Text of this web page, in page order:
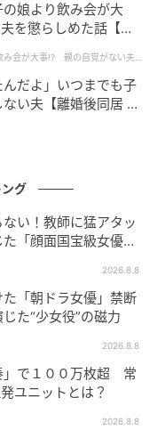
っている。派手さ
る。誰が見ていな
だけが、肩書きを
地で行っている。
信頼を得る。その
まにか惹きつけて
ダム 魂の決戦』
沢亮が演じる秦
が演じる宮女・向
ることは、テレビ
って、活躍の場が
の娘より飲み会が大
懲らしめた話【第1
み会が大事!? 親の自覚がない夫を
んだよ」いつまでも子
い夫【離婚後同居 Vo
グ
い！教師に猛アタッ
「顔面国宝級女優」
2026.8.8
「朝ドラ女優」禁断
た“少女役”の磁力
2026.8.8
」で１００万枚超 常
ユニットとは？
2026.8.8